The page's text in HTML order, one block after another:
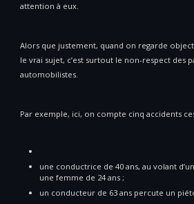
attention à eux.
Alors que justement, quand on regarde
le vrai sujet, c’est surtout le non-respect des
automobilistes.
Par exemple, ici, on compte cinq accidents
une conductrice de 40 ans, au volant
une femme de 24 ans ;
un conducteur de 63 ans percute un